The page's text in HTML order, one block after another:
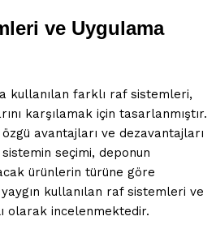
ve Uygulama
kullanılan farklı raf sistemleri,
karşılamak için tasarlanmıştır.
avantajları ve dezavantajları
seçimi, deponun
ürünlerin türüne göre
yaygın kullanılan raf sistemleri ve
olarak incelenmektedir.